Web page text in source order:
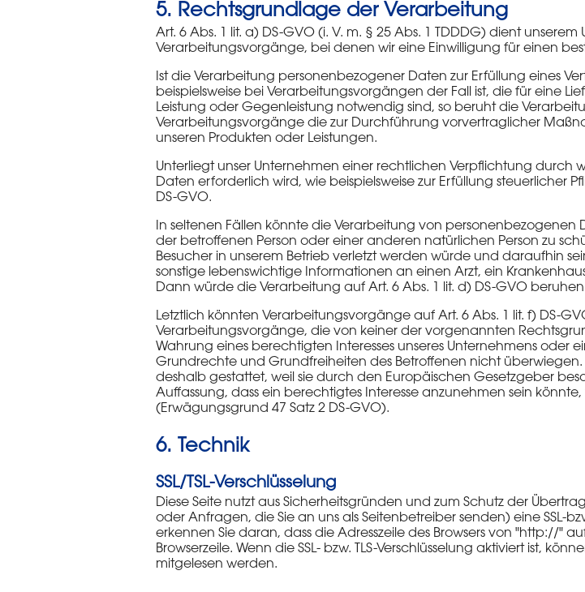
5. Rechtsgrundlage der Verarbeitung
Art. 6 Abs. 1 lit. a) DS-GVO (i. V. m. § 25 Abs. 1 TDDDG) dient
Verarbeitungsvorgänge, bei denen wir eine Einwilligung für einen
Ist die Verarbeitung personenbezogener Daten zur Erfüllung eines
beispielsweise bei Verarbeitungsvorgängen der Fall ist, die für eine
Leistung oder Gegenleistung notwendig sind, so beruht die
Verarbeitungsvorgänge die zur Durchführung vorvertraglicher
unseren Produkten oder Leistungen.
Unterliegt unser Unternehmen einer rechtlichen Verpflichtung
Daten erforderlich wird, wie beispielsweise zur Erfüllung steuerlicher
DS-GVO.
In seltenen Fällen könnte die Verarbeitung von
der betroffenen Person oder einer anderen natürlichen Person zu
Besucher in unserem Betrieb verletzt werden würde und daraufhin
sonstige lebenswichtige Informationen an einen Arzt, ein
Dann würde die Verarbeitung auf Art. 6 Abs. 1 lit. d) DS-GVO
Letztlich könnten Verarbeitungsvorgänge auf Art. 6 Abs. 1 lit. f) DS-
Verarbeitungsvorgänge, die von keiner der vorgenannten
Wahrung eines berechtigten Interesses unseres Unternehmens oder
Grundrechte und Grundfreiheiten des Betroffenen nicht
deshalb gestattet, weil sie durch den Europäischen Gesetzgeber
Auffassung, dass ein berechtigtes Interesse anzunehmen sein
(Erwägungsgrund 47 Satz 2 DS-GVO).
6. Technik
SSL/TSL-Verschlüsselung
Diese Seite nutzt aus Sicherheitsgründen und zum Schutz der
oder Anfragen, die Sie an uns als Seitenbetreiber senden) eine SSL-
erkennen Sie daran, dass die Adresszeile des Browsers von "http://"
Browserzeile. Wenn die SSL- bzw. TLS-Verschlüsselung aktiviert ist,
mitgelesen werden.